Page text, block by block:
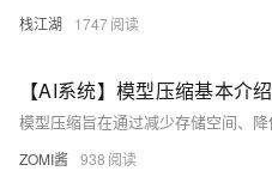
栈江湖 1747
【AI系统】模型压缩基本介绍
ZOMI酱 938